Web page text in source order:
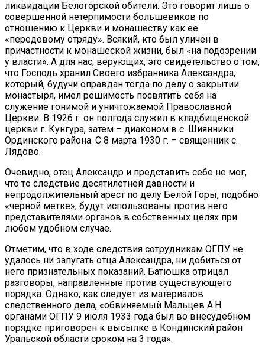
ликвидации Белогорской обители. Это говорит лишь о
совершенной нетерпимости большевиков по
отношению к Церкви и монашеству как ее
«передовому отряду». Всякий, кто был уличен в
причастности к монашеской жизни, был «на подозрении
у власти». А для нас, верующих, это свидетельство о том,
что Господь хранил Своего избранника Александра,
который, будучи оправдан тогда по делу о закрытии
монастыря, имел решимость посвятить себя на
служение гонимой и уничтожаемой Православной
Церкви. В 1926 г. он полгода служил в кладбищенской
церкви г. Кунгура, затем – диаконом в с. Шиянники
Ординского района. С 8 марта 1930 г. – священник с.
Лядово.
Очевидно, отец Александр и представить себе не мог,
что то следствие десятилетней давности и
непродолжительный арест по делу Белой Горы, подобно
«черной метке», будут использованы против него
представителями органов в собственных целях при
любом удобном случае.
Отметим, что в ходе следствия сотрудникам ОГПУ не
удалось ни запугать отца Александра, ни добиться от
него признательных показаний. Батюшка отрицал
разговоры, направленные против существующего
порядка. Однако, как следует из материалов
следственного дела, «обвиняемый Мальцев А.Н.
органами ОГПУ 9 июля 1933 года был во внесудебном
порядке приговорен к высылке в Кондинский район
Уральской области сроком на 3 года».